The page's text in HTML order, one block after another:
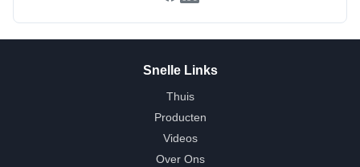
Snelle Links
Thuis
Producten
Videos
Over Ons